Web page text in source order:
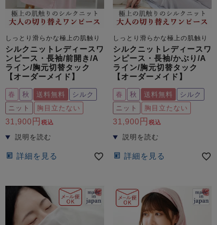
しっとり滑らかな極上の肌触り
シルクニットレディースワ
ンピース・長袖/前開き/A
ライン/胸元切替タック
【オーダーメイド】
春 秋 送料無料
シルク
ニット
胸目立たない
31,900 税込
詳細を見る
しっとり滑らかな極上の肌触り
シルクニットレディースワ
ンピース・長袖/かぶり/A
ライン/胸元切替タック
【オーダーメイド】
春 秋 送料無料
シルク
ニット
胸目立たない
31,900 税込
詳細を見る